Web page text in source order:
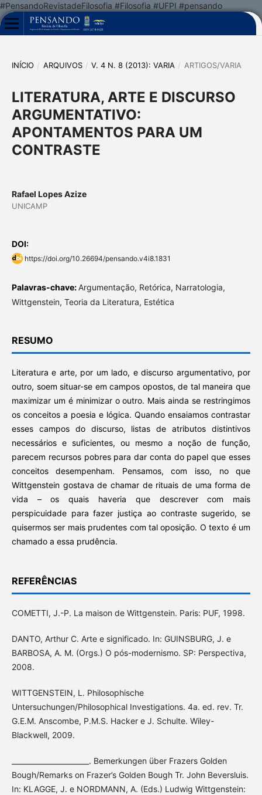
#PensandoRevistadeFilosofia #Filosofia #UFPI #pensando
INÍCIO / ARQUIVOS / V. 4 N. 8 (2013): VARIA / ARTIGOS/VARIA
LITERATURA, ARTE E DISCURSO
ARGUMENTATIVO:
APONTAMENTOS PARA UM
CONTRASTE
Rafael Lopes Azize
UNICAMP
DOI:
https://doi.org/10.26694/pensando.v4i8.1831
Palavras-chave:Argumentação, Retórica, Narratologia,
Wittgenstein, Teoria da Literatura, Estética
RESUMO
Literatura e arte, por um lado, e discurso argumentativo, por
outro, soem situar-se em campos opostos, de tal maneira que
maximizar um é minimizar o outro. Mais ainda se restringimos
os conceitos a poesia e lógica. Quando ensaiamos contrastar
esses campos do discurso, listas de atributos distintivos
necessários e suficientes, ou mesmo a noção de função,
parecem recursos pobres para dar conta do papel que esses
conceitos desempenham. Pensamos, com isso, no que
Wittgenstein gostava de chamar de rituais de uma forma de
vida – os quais haveria que descrever com mais
perspicuidade para fazer justiça ao contraste sugerido, se
quisermos ser mais prudentes com tal oposição. O texto é um
chamado a essa prudência.
REFERÊNCIAS
COMETTI, J.-P. La maison de Wittgenstein. Paris: PUF, 1998.
DANTO, Arthur C. Arte e significado. In: GUINSBURG, J. e
BARBOSA, A. M. (Orgs.) O pós-modernismo. SP: Perspectiva,
2008.
WITTGENSTEIN, L. Philosophische
Untersuchungen/Philosophical Investigations. 4a. ed. rev. Tr.
G.E.M. Anscombe, P.M.S. Hacker e J. Schulte. Wiley-
Blackwell, 2009.
______________________. Bemerkungen über Frazers Golden
Bough/Remarks on Frazer’s Golden Bough Tr. John Beversluis.
In: KLAGGE, J. e NORDMANN, A. (Eds.) Ludwig Wittgenstein: